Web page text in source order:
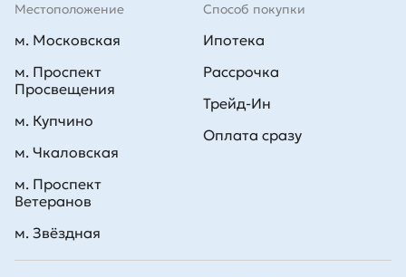
Способ покупки
Ипотека
Рассрочка
Трейд-Ин
Оплата сразу
Местоположение
м. Московская
м. Проспект
Просвещения
м. Купчино
м. Чкаловская
м. Проспект
Ветеранов
м. Звёздная